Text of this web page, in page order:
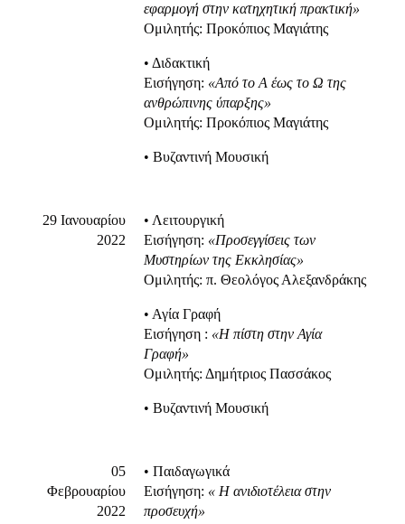
εφαρμογή στην κατηχητική πρακτική»
Ομιλητής: Προκόπιος Μαγιάτης
• Διδακτική
Εισήγηση: «Από το Α έως το Ω της
ανθρώπινης ύπαρξης»
Ομιλητής: Προκόπιος Μαγιάτης
• Βυζαντινή Μουσική
29 Ιανουαρίου
2022
• Λειτουργική
Εισήγηση: «Προσεγγίσεις των
Μυστηρίων της Εκκλησίας»
Ομιλητής: π. Θεολόγος Αλεξανδράκης
• Αγία Γραφή
Eισήγηση : «Hπίστη στην Αγία
Γραφή»
Ομιλητής: Δημήτριος Πασσάκος
• Βυζαντινή Μουσική
05
Φεβρουαρίου
2022
• Παιδαγωγικά
Εισήγηση: « Hανιδιοτέλειαστην
προσευχή»